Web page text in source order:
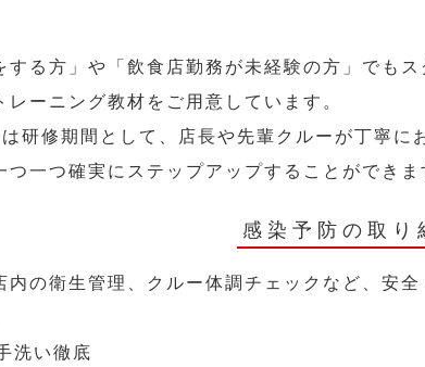
する方」や「飲食店勤務が未経験の方」でも
レーニング教材をご用意しています。
研修期間として、店長や先輩クルーが丁寧
一つ確実にステップアップすることができま
感染予防の取り
内の衛生管理、クルー体調チェックなど、安
洗い徹底